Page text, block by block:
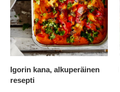
Igorin kana, alkuperäinen
resepti